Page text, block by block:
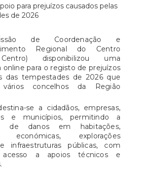
de Coordenação e
Regional do Centro
disponibilizou uma
online para o registo de prejuízos
das tempestades de 2026 que
vários concelhos da Região
se a cidadãos, empresas,
e municípios, permitindo a
de danos em habitações,
económicas, explorações
infraestruturas públicas, com
a apoios técnicos e